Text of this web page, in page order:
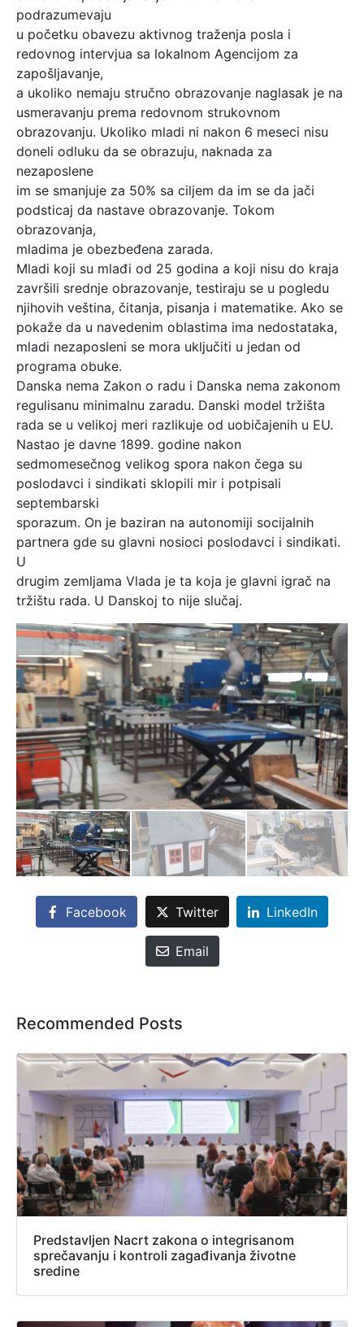
podrazumevaju
u početku obavezu aktivnog traženja posla i
redovnog intervjua sa lokalnom Agencijom za
zapošljavanje,
a ukoliko nemaju stručno obrazovanje naglasak je na
usmeravanju prema redovnom strukovnom
obrazovanju. Ukoliko mladi ni nakon 6 meseci nisu
doneli odluku da se obrazuju, naknada za
nezaposlene
im se smanjuje za 50% sa ciljem da im se da jači
podsticaj da nastave obrazovanje. Tokom
obrazovanja,
mladima je obezbeđena zarada.
Mladi koji su mlađi od 25 godina a koji nisu do kraja
završili srednje obrazovanje, testiraju se u pogledu
njihovih veština, čitanja, pisanja i matematike. Ako se
pokaže da u navedenim oblastima ima nedostataka,
mladi nezaposleni se mora uključiti u jedan od
programa obuke.
Danska nema Zakon o radu i Danska nema zakonom
regulisanu minimalnu zaradu. Danski model tržišta
rada se u velikoj meri razlikuje od uobičajenih u EU.
Nastao je davne 1899. godine nakon
sedmomesečnog velikog spora nakon čega su
poslodavci i sindikati sklopili mir i potpisali
septembarski
sporazum. On je baziran na autonomiji socijalnih
partnera gde su glavni nosioci poslodavci i sindikati.
U
drugim zemljama Vlada je ta koja je glavni igrač na
tržištu rada. U Danskoj to nije slučaj.
Facebook Twitter LinkedIn
Email
Recommended Posts
Predstavljen Nacrt zakona o integrisanom
sprečavanju i kontroli zagađivanja životne
sredine